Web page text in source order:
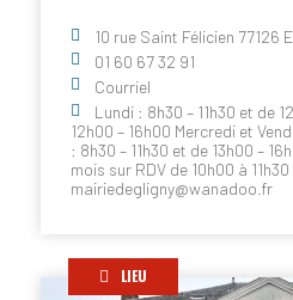
10 rue Saint Félicien 77126
01 60 67 32 91
Courriel
Lundi : 8h30 – 11h30 et de
12h00 – 16h00 Mercredi et
: 8h30 – 11h30 et de 13h00 –
mois sur RDV de 10h00 à 11h30
mairiedegligny@wanadoo.fr
LIEU